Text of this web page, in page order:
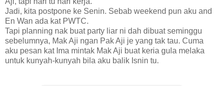
Jadi, kita postpone ke Senin. Sebab weekend pun aku and
En Wan ada kat PWTC.
Tapi planning nak buat party liar ni dah dibuat seminggu
sebelumnya, Mak Aji ngan Pak Aji je yang tak tau. Cuma
aku pesan kat Ima mintak Mak Aji buat keria gula melaka
untuk kunyah-kunyah bila aku balik Isnin tu.